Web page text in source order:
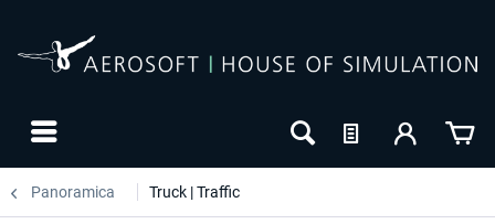
Panoramica Truck | Traffic